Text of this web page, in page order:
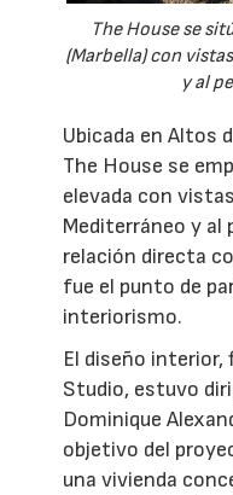
The House se
(Marbella) con
y al
Ubicada en Altos
The House se
elevada con
Mediterráneo y al
relación directa
fue el punto de
interiorismo.
El diseño interior,
Studio, estuvo
Dominique
objetivo del
una vivienda